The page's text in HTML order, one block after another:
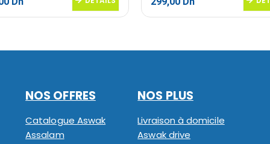
actuel
initial
actuel
NOS OFFRES
Catalogue Aswak
Assalam
NOS PLUS
Livraison à domicile
Aswak drive